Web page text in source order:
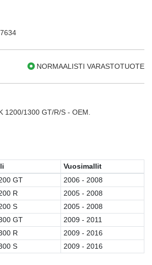
NORMAALISTI VARASTOTUOTE
1200/1300 GT/R/S - OEM.
Vuosimallit
GT
2006 - 2008
R
2005 - 2008
S
2005 - 2008
GT
2009 - 2011
R
2009 - 2016
S 2009 - 2016